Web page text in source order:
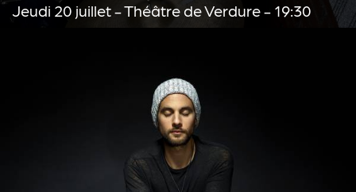
Jeudi 20 juillet- Théâtre de Verdure - 19:30